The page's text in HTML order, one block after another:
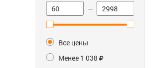
—
Все цены
Менее 1 038